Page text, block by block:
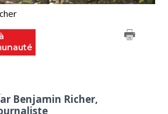
Benjamin Richer,